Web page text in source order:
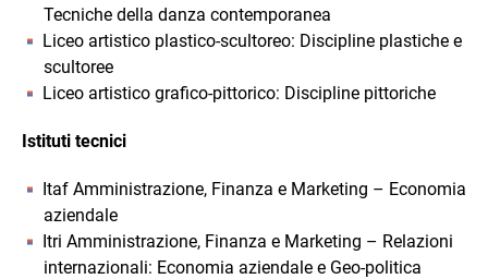
Tecniche della danza contemporanea
Liceo artistico plastico-scultoreo: Discipline plastiche e
scultoree
Liceo artistico grafico-pittorico: Discipline pittoriche
Istituti tecnici
Itaf Amministrazione, Finanza e Marketing – Economia
aziendale
Itri Amministrazione, Finanza e Marketing – Relazioni
internazionali: Economia aziendale e Geo-politica